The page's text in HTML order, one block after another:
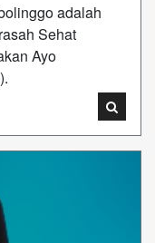
adalah
Sehat
Ayo